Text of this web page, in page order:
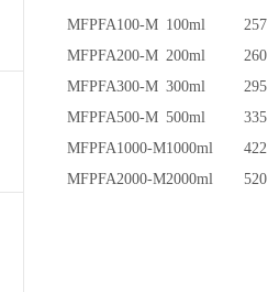
MFPFA100-M 100ml 257
MFPFA200-M 200ml 260
MFPFA300-M 300ml 295
MFPFA500-M 500ml 335
MFPFA1000-M1000ml 422
MFPFA2000-M2000ml 520